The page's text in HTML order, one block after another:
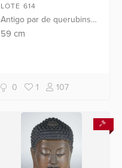
LOTE 614
Antigo par de querubins
em talha de madeira
59 cm
0 1 107